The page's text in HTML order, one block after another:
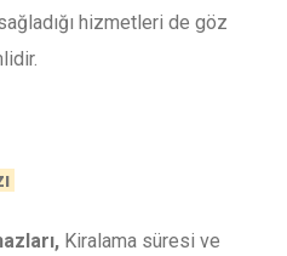
hizmetleri de göz
Kiralama süresi ve